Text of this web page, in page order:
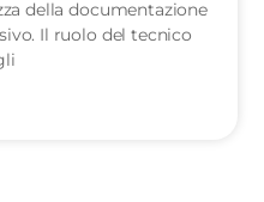
della documentazione
Il ruolo del tecnico